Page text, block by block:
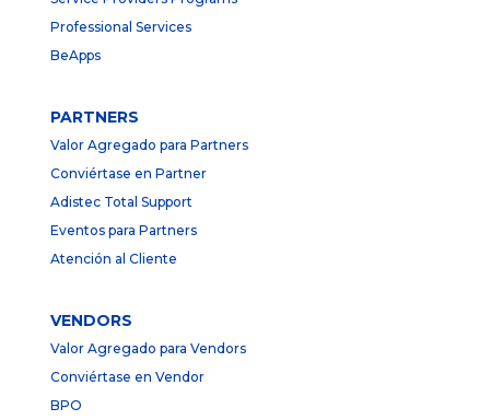
Professional Services
BeApps
PARTNERS
Valor Agregado para Partners
Conviértase en Partner
Adistec Total Support
Eventos para Partners
Atención al Cliente
VENDORS
Valor Agregado para Vendors
Conviértase en Vendor
BPO